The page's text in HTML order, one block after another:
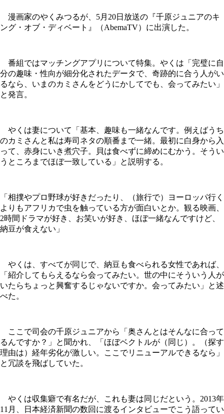
漫画家のやくみつるが、5月20日放送の『千原ジュニアのキ
ング・オブ・ディベート』（AbemaTV）に出演した。
番組ではマッチングアプリについて特集。やくは「完璧に自
分の趣味・性向が細分化されたデータで、奇跡的に合う人がい
るなら、いまのカミさんをどうにかしてでも、会ってみたい」
と発言。
やくは妻について「基本、趣味も一緒なんです。例えばうち
のカミさんと私は寿司ネタの順番まで一緒。最初に白身から入
って、赤身にいき煮穴子。貝は食べずに締めにむかう。そうい
うところまでほぼ一致している」と説明する。
「相撲やプロ野球が好きだったり、（旅行で）ヨーロッパ行く
よりもアフリカで虫を触っている方が面白いとか。観る映画、
2時間ドラマが好き、お笑いが好き、ほぼ一緒なんですけど、
納豆が食えない」
やくは、すべてが同じで、納豆も食べられる女性であれば、
「紹介してもらえるなら会ってみたい。世の中にそういう人が
いたらちょっと興奮するじゃないですか。会ってみたい」と述
べた。
ここで司会の千原ジュニアから「奥さんとはそんなに合って
るんですか？」と聞かれ、「ほぼベクトルが（同じ）。（探す
理由は）経年劣化が激しい。ここでリニューアルできるなら」
と冗談を飛ばしていた。
やくは収集癖で有名だが、これも妻は同じだという。2013年
11月、日本経済新聞の数回に渡るインタビューでこう語ってい